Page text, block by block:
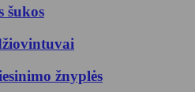
šukos
žnyplės